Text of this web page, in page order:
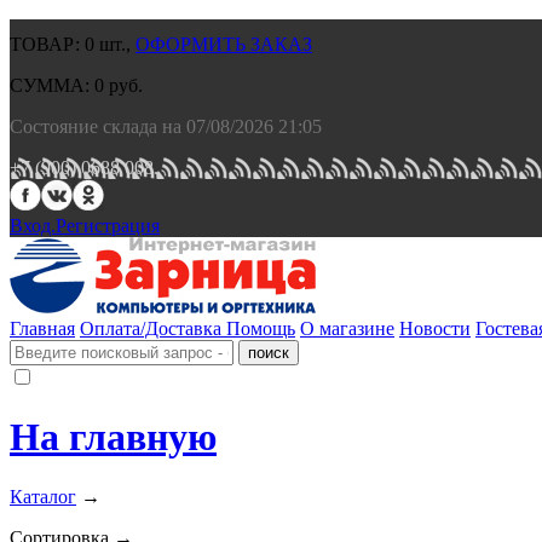
ТОВАР: 0 шт., ОФОРМИТЬ ЗАКАЗ
СУММА: 0 руб.
Состояние склада на 07/08/2026 21:05
+7 (900) 0688 008.
Вход.Регистрация
Главная Оплата/Доставка Помощь О магазине Новости
На главную
Каталог →
Сортировка →